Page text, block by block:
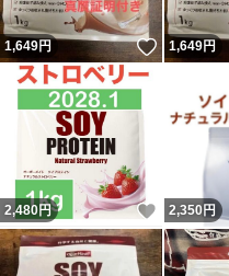
1,649円 いいね！
1,649円
2,480円 いいね！
2,350 円